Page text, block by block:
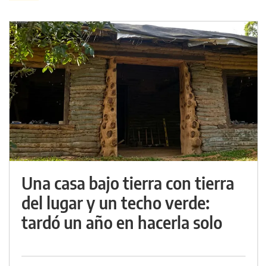
Una casa bajo tierra con tierra
del lugar y un techo verde:
tardó un año en hacerla solo